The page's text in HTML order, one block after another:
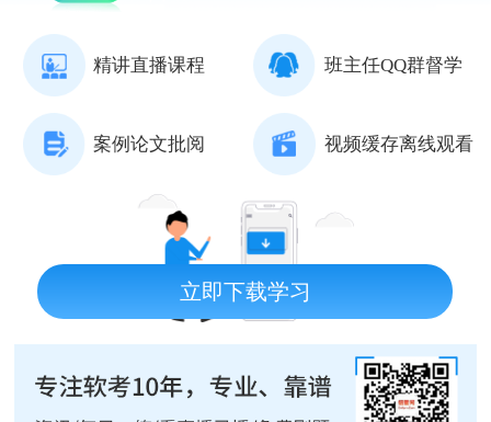
精讲直播课程 班主任QQ群督学
案例论文批阅 视频缓存离线观看
立即下载学习